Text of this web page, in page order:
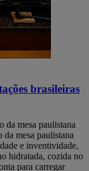
brasileiras
da mesa paulistana
mesa paulistana
e inventividade,
hidratada, cozida no
para carregar